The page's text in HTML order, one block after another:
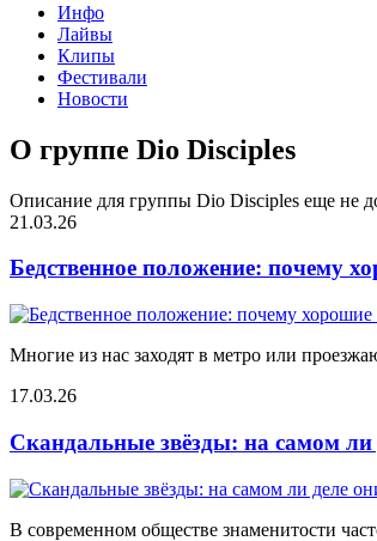
Инфо
Лайвы
Клипы
Фестивали
Новости
О группе Dio Disciples
Описание для группы Dio Disciples еще не
21.03.26
Бедственное положение: почему
Многие из нас заходят в метро или
17.03.26
Скандальные звёзды: на самом ли
В современном обществе знаменитости